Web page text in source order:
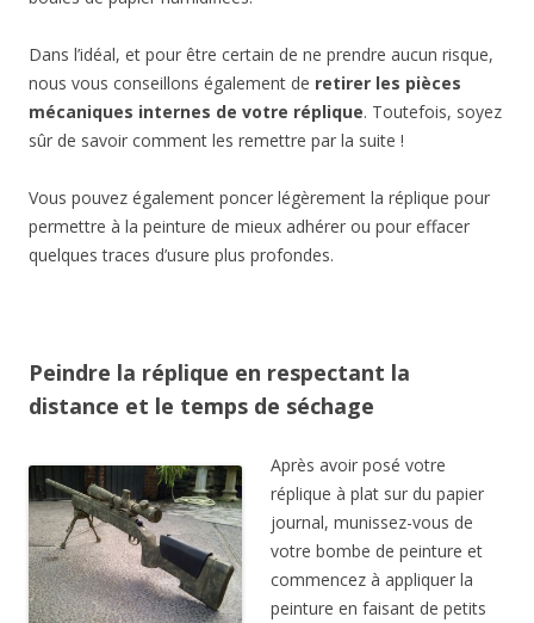
Dans l’idéal, et pour être certain de ne prendre aucun risque,
nous vous conseillons également de retirer les pièces
mécaniques internes de votre réplique. Toutefois, soyez
sûr de savoir comment les remettre par la suite !
Vous pouvez également poncer légèrement la réplique pour
permettre à la peinture de mieux adhérer ou pour effacer
quelques traces d’usure plus profondes.
Peindre la réplique en respectant la
distance et le temps de séchage
Après avoir posé votre
réplique à plat sur du papier
journal, munissez-vous de
votre bombe de peinture et
commencez à appliquer la
peinture en faisant de petits